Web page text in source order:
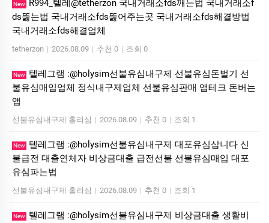
New
R994_텔레@tetherzon 국내거래소fds깨는법 국내거래소f
ds뚫는법 국내거래소fds뚫어주는곳 국내거래소fds해결방법
국내거래소fds해결업체
tetherzon | 2026.08.09 | 추천 0 | 조회 0
New
텔레그램 :@holysim선불유심내구제 선불유심돈벌기 선
불유심매입업체 정식내구제업체 선불유심판매 앱테크 돈버는
앱
선불유심내구제 홀리심 | 2026.08.09 | 추천 0 | 조회 1
New
텔레그램 :@holysim선불유심내구제 대포유심삽니다 신
불급전 대출연체자 비상금대출 급전선불 선불유심매입 대포
유심파는법
선불유심내구제 홀리심 | 2026.08.09 | 추천 0 | 조회 1
New
텔레그램 :@holysim선불유심내구제 비상금대출 생활비